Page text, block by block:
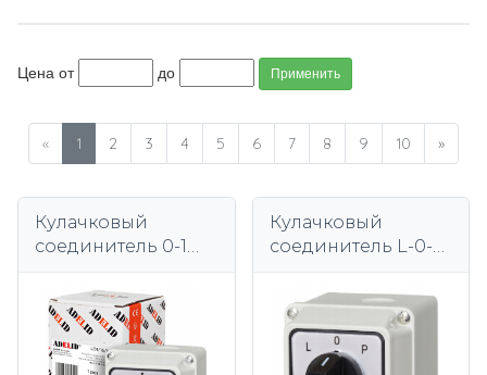
Цена от до Применить
« 1 2 3 4 5 6 7 8 9 10 »
Кулачковый
соединитель 0-1
70x70 3F IP65
выключатель
питания
Кулачковый
соединитель L-0-P
правый корпус
70x70 3F IP65